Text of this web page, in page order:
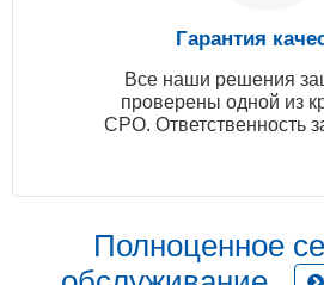
Гарантия
Все наши решения
проверены одной из
СРО. Ответственность
Полноценное